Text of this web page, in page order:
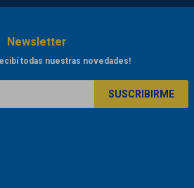
Newsletter
todas nuestras novedades!
SUSCRIBIRME